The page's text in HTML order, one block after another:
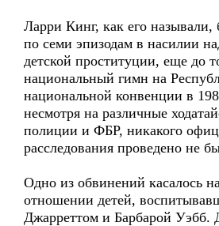
Ларри Кинг, как его называли,
по семи эпизодам в насилии
детской проституции, еще до
национальный гимн на
национальной конвенции в
несмотря на различные
полиции и ФБР, никакого
расследования проведено не
Одно из обвинений касалось
отношении детей,
Джарреттом и Барбарой Уэбб.